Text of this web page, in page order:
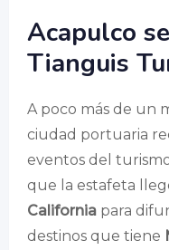
Acapulco
Tianguis
A poco más de un
ciudad portuaria
eventos del
que la estafeta
California para
destinos que tiene